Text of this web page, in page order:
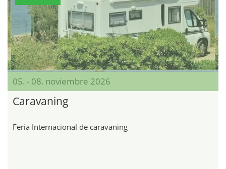
05. - 08. noviembre 2026
Caravaning
Feria Internacional de caravaning